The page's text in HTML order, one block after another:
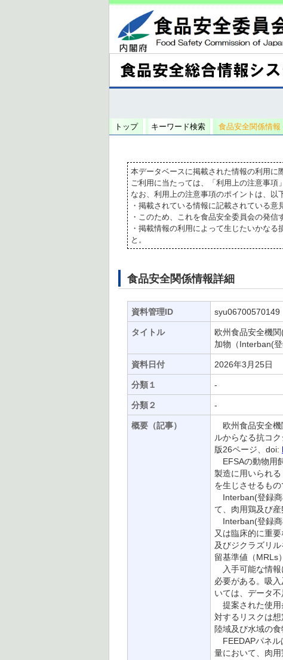
トップ キーワード検索 食品安全関係情報
本データベースに掲載された情報の利用に
ご利用に当たっては、「利用上の注意事項
なお、利用上の注意事項のポイントは、以
・掲載されている情報に記載されている
・このため、これを食品安全委員会の発信
・掲載情報の利用によって生じたいかな
と。
食品安全関係情報詳細
資料管理ID syu06700570149
タイトル
欧州食品安全機
加物（Interban(
資料日付 2026年3月25日
分類１ -
分類２ -
概要（記事）
欧州食品安全機
ルからなる抗コ
版26ページ、doi:
EFSAの動物用
製造に用いられ
を生じさせるもの
Interban(登録商
て、肉用鶏及び産
Interban(登録商
又は臨床的に重
及びジクラズリ
留基準値（MRLs
入手可能な情報
必要がある。吸
いては、データ
提案された使用
対するリスクは
陸域及び水域の
FEEDAPパネル
量において、肉